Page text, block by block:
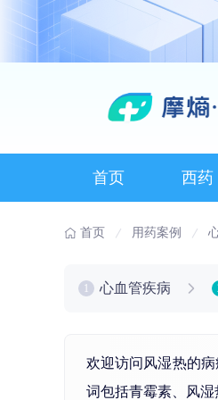
首页 西药
首页 用药案例
心血管疾病
欢迎访问风湿热的
词包括青霉素 风湿